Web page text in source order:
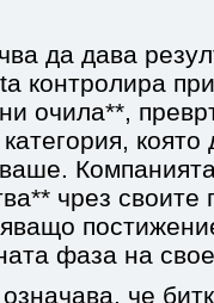
да дава
контролира
очила**,
която
чрез своите
фаза на
че